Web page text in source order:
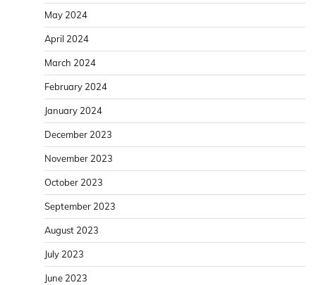
May 2024
April 2024
March 2024
February 2024
January 2024
December 2023
November 2023
October 2023
September 2023
August 2023
July 2023
June 2023